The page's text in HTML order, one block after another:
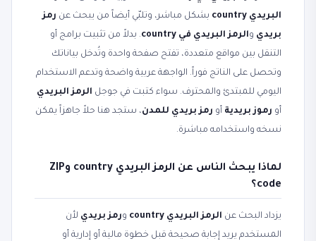
البريدي country
بشكل مباشر، وتلبّي أيضاً من يبحث عن رمز
بريدي والرمز البريدي في country
. بدلاً من تثبيت برامج أو
التنقل بين مواقع متعددة، تفتح صفحة واحدة وتُدخل بياناتك
وتحصل على الناتج فوراً. الواجهة عربية واضحة وتدعم الاستخدام
اليومي للمبتدئ والمحترف. سواء كتبت في جوجل الرمز البريدي
أو رموز بريدية أو رمز بريدي للمدن، ستجد هنا حلاً جاهزاً يمكن
نسخه واستخدامه مباشرة.
لماذا يبحث الناس عن الرمز البريدي country وZIP
code؟
يزداد البحث عن الرمز البريدي country ورمز بريدي لأن
المستخدم يريد إجابة صحيحة قبل خطوة مالية أو إدارية أو